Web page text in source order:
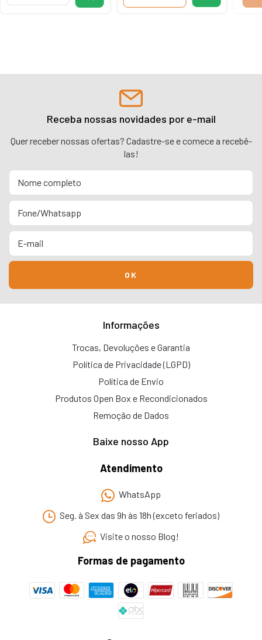
Receba nossas novidades por e-mail
Quer receber nossas ofertas? Cadastre-se e comece a recebê-
las!
Informações
Trocas, Devoluções e Garantia
Política de Privacidade (LGPD)
Política de Envio
Produtos Open Box e Recondicionados
Remoção de Dados
Baixe nosso App
Atendimento
WhatsApp
Seg. à Sex das 9h às 18h (exceto feriados)
Visite o nosso Blog!
Formas de pagamento